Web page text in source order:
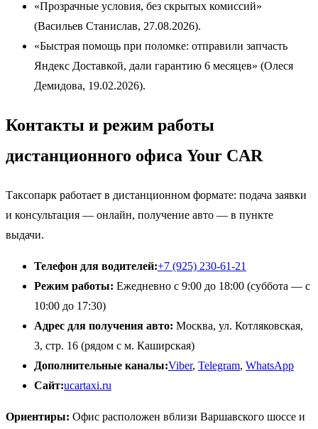
«Прозрачные условия, без скрытых комиссий»
(Васильев Станислав, 27.08.2026).
«Быстрая помощь при поломке: отправили запчасть
Яндекс Доставкой, дали гарантию 6 месяцев» (Олеся
Демидова, 19.02.2026).
Контакты и режим работы
дистанционного офиса Your CAR
Таксопарк работает в дистанционном формате: подача заявки
и консультация — онлайн, получение авто — в пункте
выдачи.
Телефон для водителей:+7 (925) 230-61-21
Режим работы: Ежедневно с 9:00 до 18:00 (суббота — с
10:00 до 17:30)
Адрес для получения авто: Москва, ул. Котляковская,
3, стр. 16 (рядом с м. Каширская)
Дополнительные каналы:Viber, Telegram, WhatsApp
Сайт:ucartaxi.ru
Ориентиры: Офис расположен вблизи Варшавского шоссе и